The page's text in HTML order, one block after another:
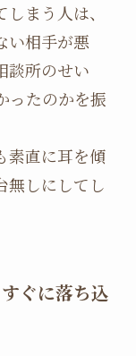
まう人は、
い相手が悪
談所のせい
ったのかを振
素直に耳を傾
無しにしてし
に落ち込